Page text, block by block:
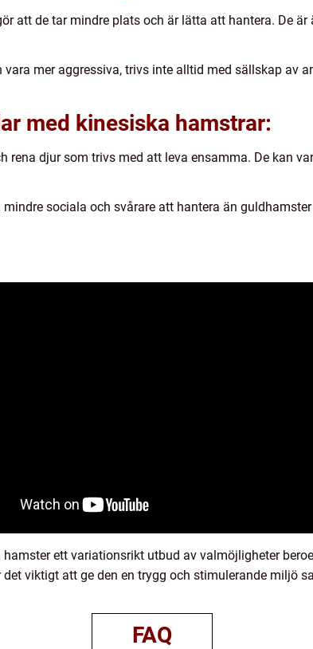
att de tar mindre plats och är lätta att hantera. De
mer aggressiva, trivs inte alltid med sällskap av
med kinesiska hamstrar:
rena djur som trivs med att leva ensamma. De kan
sociala och svårare att hantera än
ett variationsrikt utbud av valmöjligheter
viktigt att ge den en trygg och stimulerande miljö
FAQ